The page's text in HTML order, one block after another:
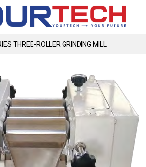
THREE-ROLLER GRINDING MILL